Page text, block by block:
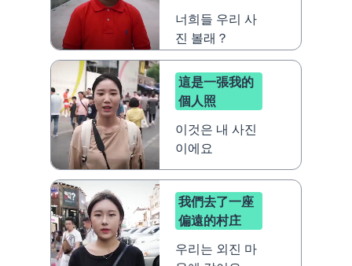
너희들 우리 사
진 볼래？
這是一張我的
個人照
이것은 내 사진
이에요
我們去了一座
偏遠的村庄
우리는 외진 마